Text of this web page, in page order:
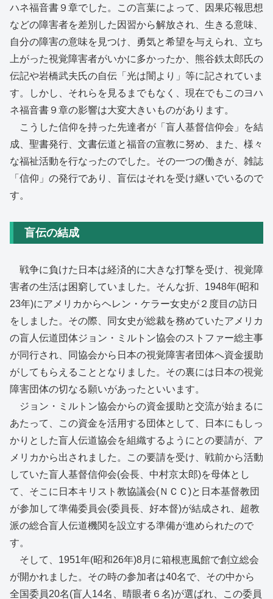
ハネ福音書９章でした。この言葉によって、因果応報思想
などの障害者を差別した因習から解放され、生きる意味、
自分の障害の意味を見つけ、勇気と希望を与えられ、立ち
上がった視覚障害者がいかに多かったか、熊谷鉄太郎氏の
伝記や岩橋武夫氏の自伝「光は闇より」等に記されていま
す。しかし、それらを見るまでもなく、現在でもこのヨハ
ネ福音書９章の影響は大変大きいものがあります。
こうした信仰を持った先達者が「盲人基督信仰会」を結
成、聖書発行、文書伝道と福音の宣教に努め、また、様々
な福祉活動を行なったのでした。その一つの働きが、雑誌
「信仰」の発行であり、盲伝はそれを受け継いでいるので
す。
盲伝の結成
戦争に負けた日本は経済的に大きな打撃を受け、視覚障
害者の生活は困窮していました。そんな折、1948年(昭和
23年)にアメリカからヘレン・ケラー女史が２度目の訪日
をしました。その際、同女史が総裁を務めていたアメリカ
の盲人伝道団体ジョン・ミルトン協会のストファー総主事
が同行され、同協会から日本の視覚障害者団体へ資金援助
がしてもらえることとなりました。その裏には日本の視覚
障害団体の切なる願いがあったといいます。
ジョン・ミルトン協会からの資金援助と交流が始まるに
あたって、この資金を活用する団体として、日本にもしっ
かりとした盲人伝道協会を組織するようにとの要請が、ア
メリカから出されました。この要請を受け、戦前から活動
していた盲人基督信仰会(会長、中村京太郎)を母体とし
て、そこに日本キリスト教協議会(ＮＣＣ)と日本基督教団
が参加して準備委員会(委員長、好本督)が結成され、超教
派の総合盲人伝道機関を設立する準備が進められたので
す。
そして、1951年(昭和26年)8月に箱根恵風館で創立総会
が開かれました。その時の参加者は40名で、その中から
全国委員20名(盲人14名、晴眼者６名)が選ばれ、この委員